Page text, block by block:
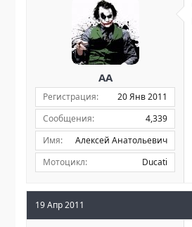
AA
Регистрация
20 Янв 2011
Сообщения
4,339
Имя
Алексей Анатольевич
Мотоцикл
Ducati
19 Апр 2011